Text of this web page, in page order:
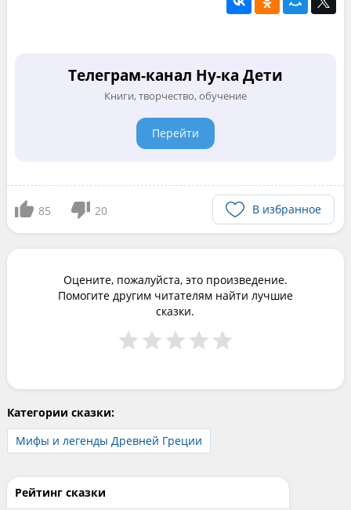
Телеграм-канал Ну-ка Дети
Книги, творчество, обучение
Перейти
85 20 В избранное
Оцените, пожалуйста, это произведение.
Помогите другим читателям найти лучшие
сказки.
Категории сказки:
Мифы и легенды Древней Греции
Рейтинг сказки